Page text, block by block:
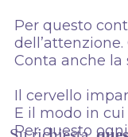
Per questo
Conta anche
Il cervello
E il modo in
Per questo